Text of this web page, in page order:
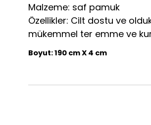
Malzeme: saf pamuk
Özellikler: Cilt dostu ve
mükemmel ter emme ve
Boyut: 190 cm X 4 cm